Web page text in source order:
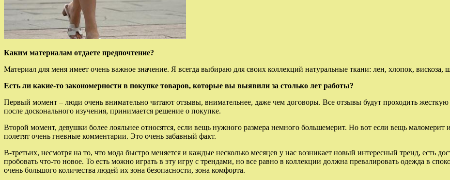
Каким материалам отдаете предпочтение?
Материал для меня имеет очень важное значение. Я всегда выбираю для своих коллекций натуральные ткани: лен, хлопок, вискоза,
Есть ли какие-то закономерности в покупке товаров, которые вы выявили за столько лет работы?
Первый момент – люди очень внимательно читают отзывы, внимательнее, даже чем договоры. Все отзывы будут проходить
после досконального изучения, принимается решение о покупке.
Второй момент, девушки более лояльнее относятся, если вещь нужного размера немного большемерит. Но вот если вещь маломерит
полетят очень гневные комментарии. Это очень забавный факт.
В-третьих, несмотря на то, что мода быстро меняется и каждые несколько месяцев у нас возникает новый интересный тренд, есть
пробовать что-то новое. То есть можно играть в эту игру с трендами, но все равно в коллекции должна превалировать одежда в
очень большого количества людей их зона безопасности, зона комфорта.